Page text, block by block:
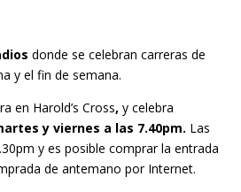
donde se celebran carreras de
y el fin de semana.
en Harold’s Cross, y celebra
y viernes a las 7.40pm. Las
y es posible comprar la entrada
de antemano por Internet.